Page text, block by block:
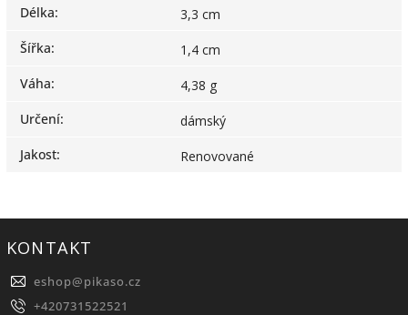
Délka:
3,3 cm
Šířka:
1,4 cm
Váha:
4,38 g
Určení:
dámský
Jakost: Renovované
KONTAKT
eshop@pikaso.cz
+420731522521